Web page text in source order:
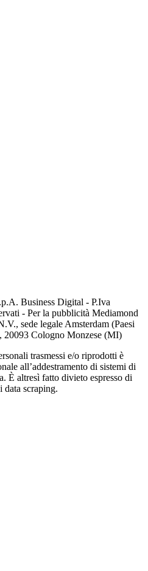
Business Digital - P.Iva
- Per la pubblicità Mediamond
sede legale Amsterdam (Paesi
Cologno Monzese (MI)
trasmessi e/o riprodotti è
all’addestramento di sistemi di
È altresì fatto divieto espresso di
data scraping.